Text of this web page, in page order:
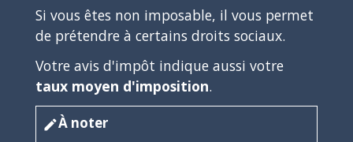
Si vous êtes non imposable, il vous permet
de prétendre à certains droits sociaux.
Votre avis d'impôt indique aussi votre
taux moyen d'imposition.
editÀ noter